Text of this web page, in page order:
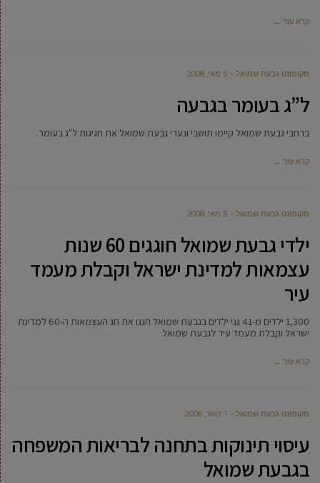
קרא עוד ←
מקומונט גבעת שמואל 5 מאי, 2008
ל”ג בעומר בגבעה
ברחבי גבעת שמואל קיימו תושבי ונערי גבעת שמואל את חגיגות ל"ג בעומר.
קרא עוד ←
מקומונט גבעת שמואל 5 מאי, 2008
ילדי גבעת שמואל חוגגים 60 שנות
עצמאות למדינת ישראל וקבלת מעמד
עיר
1,300 ילדים מ-41 גני ילדים בגבעת שמואל חגגו את חג העצמאות ה-60 למדינת
ישראל וקבלת מעמד עיר לגבעת שמואל
קרא עוד ←
מקומונט גבעת שמואל 1 ינואר, 2008
עיסוי תינוקות בתחנה לבריאות המשפחה
בגבעת שמואל